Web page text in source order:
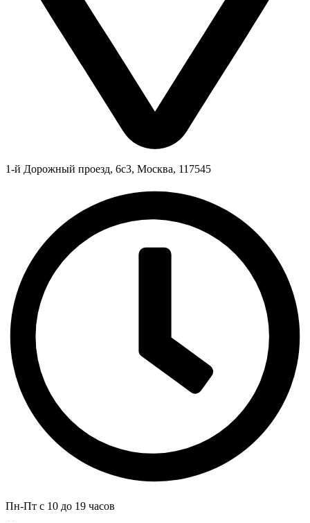
1-й Дорожный проезд, 6с3, Москва, 117545
Пн-Пт с 10 до 19 часов